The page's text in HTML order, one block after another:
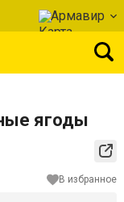
Армавир
ягоды
В избранное